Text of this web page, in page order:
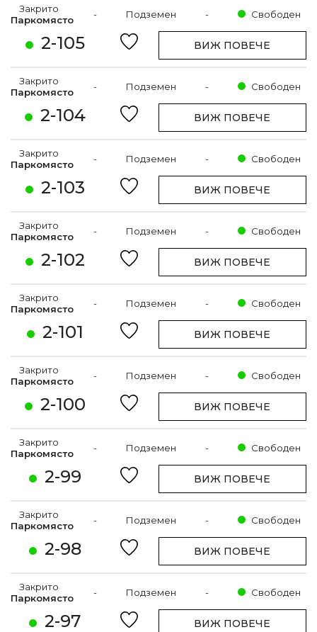
2-105
Закрито
Паркомясто
- Подземен - Свободен
ВИЖ ПОВЕЧЕ
2-104
Закрито
Паркомясто
- Подземен - Свободен
ВИЖ ПОВЕЧЕ
2-103
Закрито
Паркомясто
- Подземен - Свободен
ВИЖ ПОВЕЧЕ
2-102
Закрито
Паркомясто
- Подземен - Свободен
ВИЖ ПОВЕЧЕ
2-101
Закрито
Паркомясто
- Подземен - Свободен
ВИЖ ПОВЕЧЕ
2-100
Закрито
Паркомясто
- Подземен - Свободен
ВИЖ ПОВЕЧЕ
2-99
Закрито
Паркомясто
- Подземен - Свободен
ВИЖ ПОВЕЧЕ
2-98
Закрито
Паркомясто
- Подземен - Свободен
ВИЖ ПОВЕЧЕ
2-97
Закрито
Паркомясто
- Подземен - Свободен
ВИЖ ПОВЕЧЕ